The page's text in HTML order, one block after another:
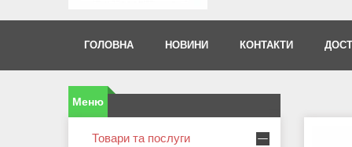
ГОЛОВНА НОВИНИ КОНТАКТИ
Товари та послуги